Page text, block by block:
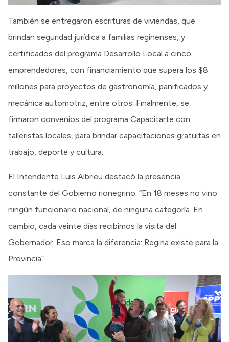
También se entregaron escrituras de viviendas, que
brindan seguridad jurídica a familias reginenses, y
certificados del programa Desarrollo Local a cinco
emprendedores, con financiamiento que supera los $8
millones para proyectos de gastronomía, panificados y
mecánica automotriz, entre otros. Finalmente, se
firmaron convenios del programa Capacitarte con
talleristas locales, para brindar capacitaciones gratuitas en
trabajo, deporte y cultura.
El Intendente Luis Albrieu destacó la presencia
constante del Gobierno rionegrino: “En 18 meses no vino
ningún funcionario nacional, de ninguna categoría. En
cambio, cada veinte días recibimos la visita del
Gobernador. Eso marca la diferencia: Regina existe para la
Provincia”.